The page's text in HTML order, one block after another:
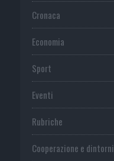
Cronaca
Economia
Sport
Eventi
Rubriche
Cooperazione e dintorni